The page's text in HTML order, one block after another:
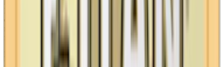
höga fukthalten på 58% bidrar till snusets egenskaper. En prilla
en fukthalt på 51%, vilket ger en snabb frisättning av både smak och
nikotin. Denna variant kallas ibland brunsnus då prillan har en brun
Prillorna hos denna tolkning av Ettan har en torrare yta, vilket ger en